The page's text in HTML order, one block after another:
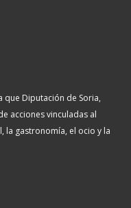
que Diputación de Soria,
acciones vinculadas al
la gastronomía, el ocio y la